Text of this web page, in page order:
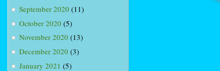
September 2020 (11)
October 2020 (5)
November 2020 (13)
December 2020 (3)
January 2021 (5)